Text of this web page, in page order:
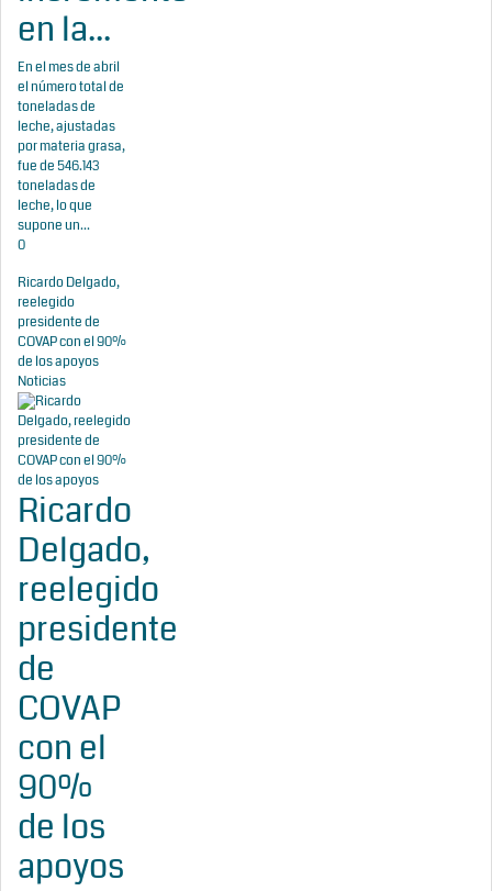
en la...
En el mes de abril
el número total de
toneladas de
leche, ajustadas
por materia grasa,
fue de 546.143
toneladas de
leche, lo que
supone un...
0
Ricardo Delgado,
reelegido
presidente de
COVAP con el 90%
de los apoyos
Noticias
Ricardo
Delgado,
reelegido
presidente
de
COVAP
con el
90%
de los
apoyos